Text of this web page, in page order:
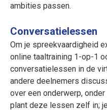
ambities passen.
Conversatielessen
Om je spreekvaardigheid
online taaltraining 1-op-1
conversatielessen in de
andere deelnemers
over een onderwerp,
plant deze lessen zelf in;